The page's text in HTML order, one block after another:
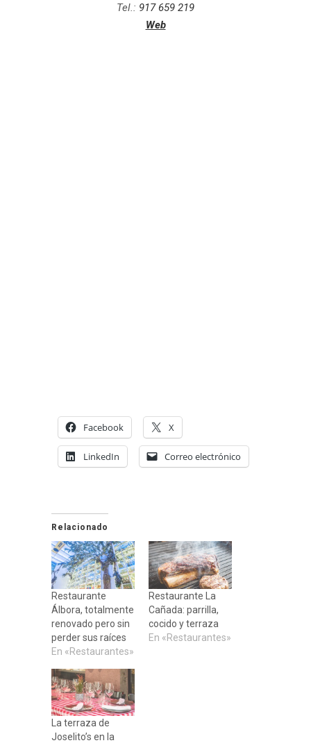
Tel.: 917 659 219
Web
Facebook X
LinkedIn Correo electrónico
Relacionado
Restaurante
Álbora, totalmente
renovado pero sin
perder sus raíces
En «Restaurantes»
Restaurante La
Cañada: parrilla,
cocido y terraza
En «Restaurantes»
La terraza de
Joselito’s en la